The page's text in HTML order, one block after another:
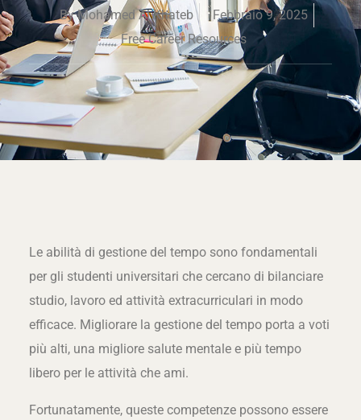
ByMohamed Al Khateb
Febbraio 9, 2025
Free Career Resources
Le abilità di gestione del tempo sono fondamentali
per gli studenti universitari che cercano di bilanciare
studio, lavoro ed attività extracurriculari in modo
efficace. Migliorare la gestione del tempo porta a voti
più alti, una migliore salute mentale e più tempo
libero per le attività che ami.
Fortunatamente, queste competenze possono essere